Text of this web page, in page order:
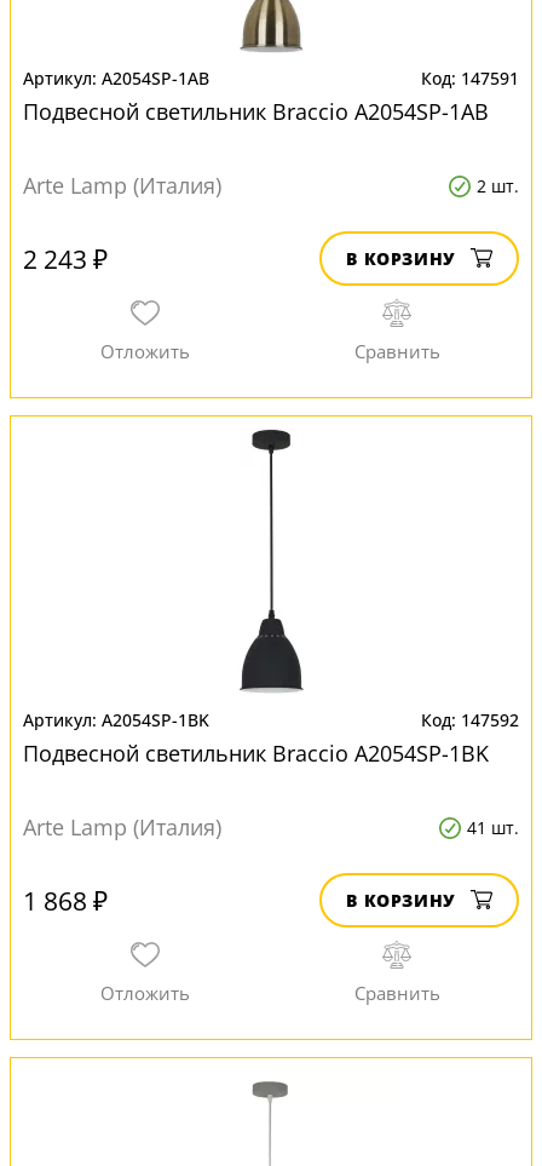
A2054SP-1AB 147591
Подвесной светильник Braccio A2054SP-1AB
Arte Lamp (Италия) 2 шт.
2 243 ₽ В КОРЗИНУ
A2054SP-1BK 147592
Подвесной светильник Braccio A2054SP-1BK
Arte Lamp (Италия) 41 шт.
1 868 ₽ В КОРЗИНУ